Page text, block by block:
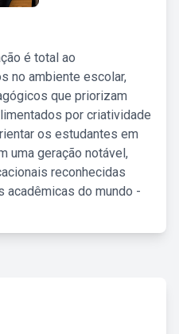
é total ao
no ambiente escolar,
que priorizam
por criatividade
os estudantes em
uma geração notável,
reconhecidas
do mundo -